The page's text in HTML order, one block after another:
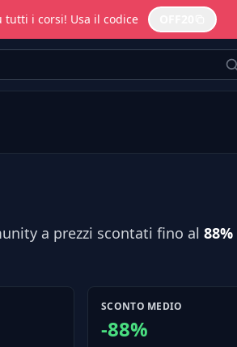
tutti i corsi! Usa il codice
a prezzi scontati fino al 88%
SCONTO MEDIO
-88%